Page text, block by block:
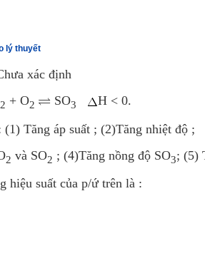
lý thuyết
xác định
2 + O2 SO3
H < 0.
Tăng áp suất ; (2)Tăng nhiệt độ ;
2 và SO2 ; (4)Tăng nồng độ SO3; (5)
hiệu suất của p/ứ trên là :